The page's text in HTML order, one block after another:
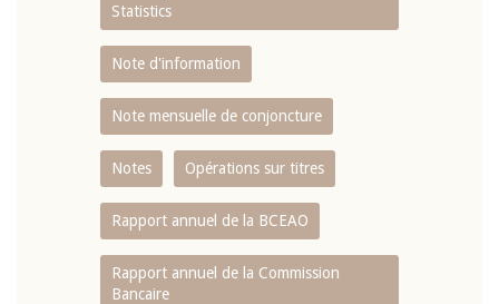
Statistics
Note d'information
Note mensuelle de conjoncture
Notes Opérations sur titres
Rapport annuel de la BCEAO
Rapport annuel de la Commission
Bancaire